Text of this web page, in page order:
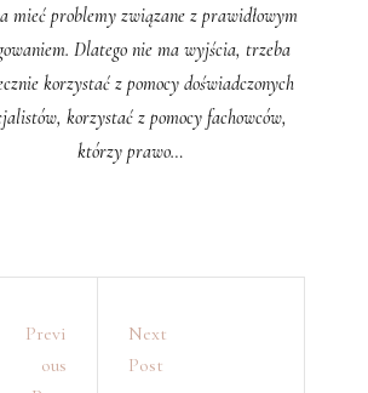
mieć problemy związane z prawidłowym
Dlatego nie ma wyjścia, trzeba
korzystać z pomocy doświadczonych
korzystać z pomocy fachowców,
którzy prawo…
Previ
Ous
Next
Post